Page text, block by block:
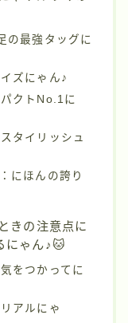
の最強タッグに
ズにゃん♪
クトNo.1に
タイリッシュ
にほんの誇り
きの注意点に
にゃん♪🐱
をつかってに
アルにゃ